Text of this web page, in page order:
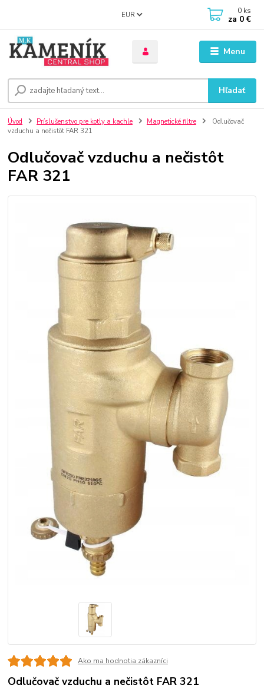
Menu
EUR
Hľadať
0 ks
za 0 €
Úvod Príslušenstvo pre kotly a kachle Magnetické filtre
Odlučovač
vzduchu a nečistôt FAR 321
Odlučovač vzduchu a nečistôt
FAR 321
Ako ma hodnotia zákazníci
Odlučovač vzduchu a nečistôt FAR 321